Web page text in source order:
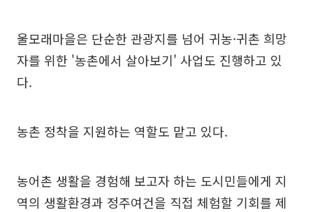
울모래마을은 단순한 관광지를 넘어 귀농·귀촌 희망
자를 위한 '농촌에서 살아보기' 사업도 진행하고 있
다.
농촌 정착을 지원하는 역할도 맡고 있다.
농어촌 생활을 경험해 보고자 하는 도시민들에게 지
역의 생활환경과 정주여건을 직접 체험할 기회를 제